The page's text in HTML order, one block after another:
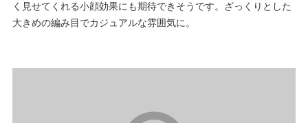
く見せてくれる小顔効果にも期待できそうです。ざっくりとした
大きめの編み目でカジュアルな雰囲気に。